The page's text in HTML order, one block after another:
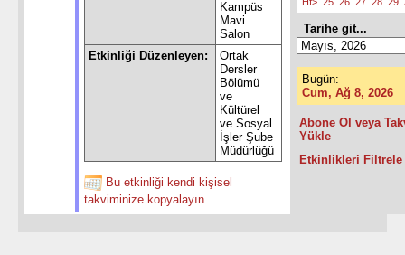
Kampüs
Mavi
Salon
Etkinliği Düzenleyen:
Ortak
Dersler
Bölümü
ve
Kültürel
ve Sosyal
İşler Şube
Müdürlüğü
Bu etkinliği kendi kişisel
takviminize kopyalayın
Tarihe git...
Bugün:
Cum, Ağ 8, 2026
Abone Ol veya
Yükle
Etkinlikleri Filtrele